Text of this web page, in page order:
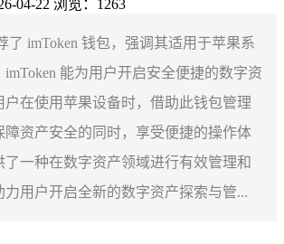
04-22 浏览：1263
了 imToken 钱包，强调其适用于苹果系
能为用户开启安全便捷的数字资
户在使用苹果设备时，借助此钱包管理
障资产安全的同时，享受便捷的操作体
了一种在数字资产领域进行有效管理和
力用户开启全新的数字资产探索与管...